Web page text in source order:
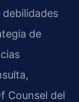
de
Counsel del